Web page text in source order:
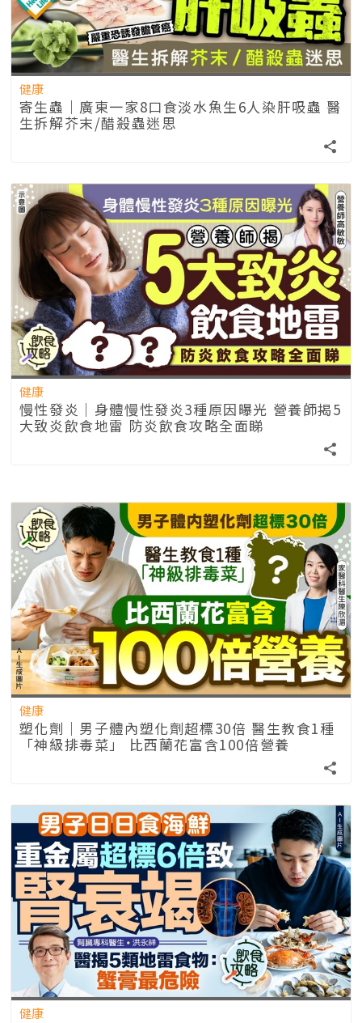
健康
寄生蟲｜廣東一家8口食淡水魚生6人染肝吸蟲 醫
生拆解芥末/醋殺蟲迷思
健康
慢性發炎｜身體慢性發炎3種原因曝光 營養師揭5
大致炎飲食地雷 防炎飲食攻略全面睇
健康
塑化劑｜男子體內塑化劑超標30倍 醫生教食1種
「神級排毒菜」 比西蘭花富含100倍營養
健康